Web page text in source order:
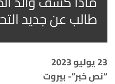
طالب عن جديد
23 يوليو 2023
“نص خبر”- بيروت